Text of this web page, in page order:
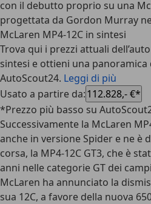
con il debutto proprio su una
progettata da Gordon Murray
McLaren MP4-12C in sintesi
Trova qui i prezzi attuali
sintesi e ottieni una
AutoScout24. Leggi di più
Usato a partire da:112.828,- €*
*Prezzo più basso su
Successivamente la McLaren
anche in versione Spider e ne è
corsa, la MP4-12C GT3, che è
anni nelle categorie GT dei
McLaren ha annunciato la
sua 12C, a favore della nuova